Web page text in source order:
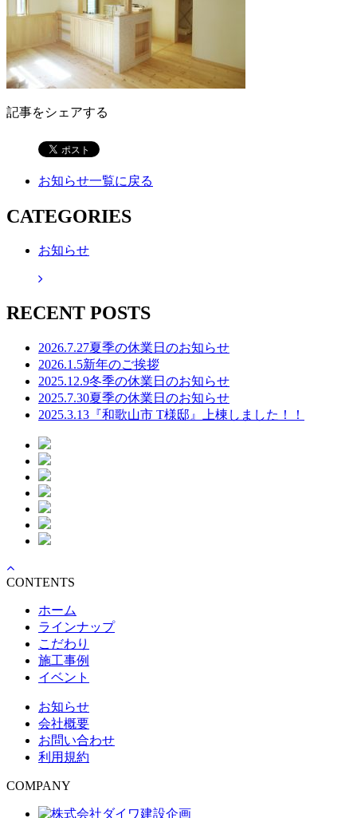
記事をシェアする
お知らせ一覧に戻る
CATEGORIES
お知らせ
RECENT POSTS
2026.7.27夏季の休業日のお知らせ
2026.1.5新年のご挨拶
2025.12.9冬季の休業日のお知らせ
2025.7.30夏季の休業日のお知らせ
2025.3.13 『和歌山市 T様邸』上棟しました！！
CONTENTS
ホーム
ラインナップ
こだわり
施工事例
イベント
お知らせ
会社概要
お問い合わせ
利用規約
COMPANY